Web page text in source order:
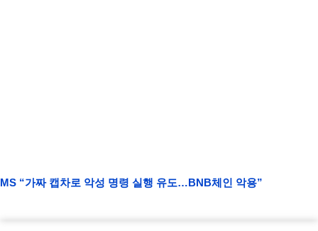
MS “가짜 캡차로 악성 명령 실행 유도…BNB체인 악용”